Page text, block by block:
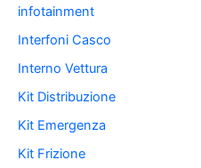
infotainment
Interfoni Casco
Interno Vettura
Kit Distribuzione
Kit Emergenza
Kit Frizione